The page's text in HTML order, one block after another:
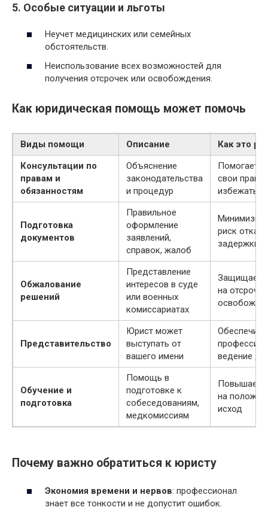
5. Особые ситуации и льготы
Неучет медицинских или семейных
обстоятельств.
Неиспользование всех возможностей для
получения отсрочек или освобождения.
Как юридическая помощь может помочь
Виды помощи Описание
Как это
Консультации по
правам и
обязанностям
Объяснение
законодательства
и процедур
Помогает
свои права
избежать
Подготовка
документов
Правильное
оформление
заявлений,
справок, жалоб
риск
задержки
Обжалование
решений
Представление
интересов в суде
или военных
комиссариатах
Защищает
на
Представительство
Юрист может
выступать от
вашего имени
ведение
Обучение и
подготовка
Помощь в
подготовке к
собеседованиям,
медкомиссиям
Повышает
на
исход
Почему важно обратиться к юристу
Экономия времени и нервов: профессионал
знает все тонкости и не допустит ошибок.